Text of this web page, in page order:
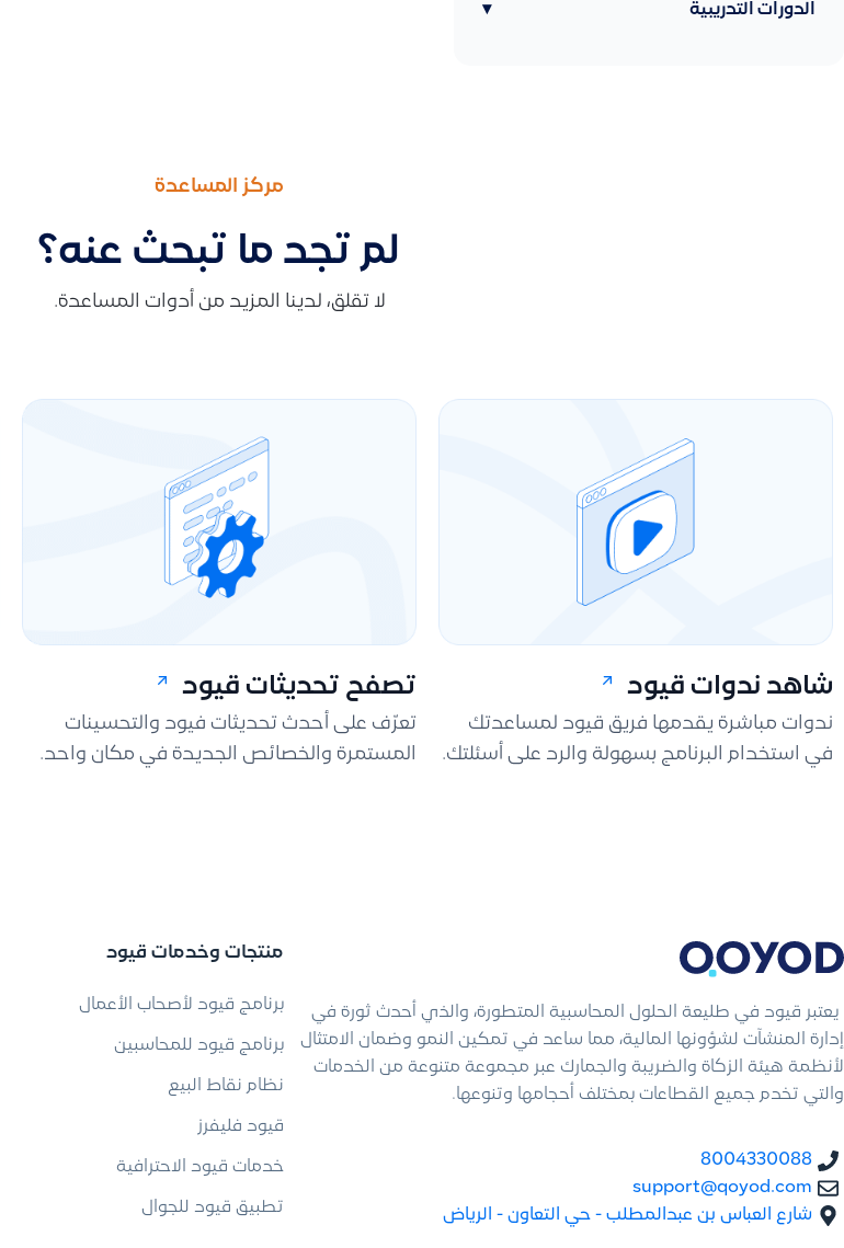
الدورات التدريبية ▾
مركز المساعدة
لم تجد ما تبحث عنه؟
لا تقلق، لدينا المزيد من أدوات المساعدة.
شاهد ندوات قيود
ندوات مباشرة يقدمها فريق قيود لمساعدتك
في استخدام البرنامج بسهولة والرد على أسئلتك.
تصفح تحديثات قيود
تعرّف على أحدث تحديثات فيود والتحسينات
المستمرة والخصائص الجديدة في مكان واحد.
يعتبر قيود في طليعة الحلول المحاسبية المتطورة، والذي أحدث ثورة في
إدارة المنشآت لشؤونها المالية، مما ساعد في تمكين النمو وضمان الامتثال
لأنظمة هيئة الزكاة والضريبة والجمارك عبر مجموعة متنوعة من الخدمات
والتي تخدم جميع القطاعات بمختلف أحجامها وتنوعها.
8004330088
support@qoyod.com
شارع العباس بن عبدالمطلب - حي التعاون - الرياض
منتجات وخدمات قيود
برنامج قيود لأصحاب الأعمال
برنامج قيود للمحاسبين
نظام نقاط البيع
قيود فليفرز
خدمات قيود الاحترافية
تطبيق قيود للجوال